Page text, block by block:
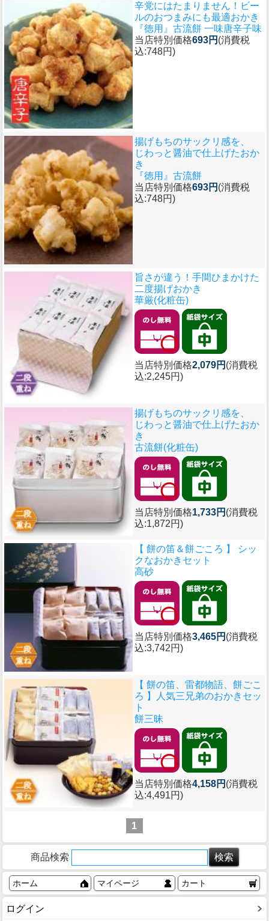
辛党にはたまりません！ビー
ルのおつまみにも最適おかき
『徳用』古流餅 一味唐辛子味
当店特別価格693円 (消費税
込:748円)
揚げもちのサックリ感を、
じわっと醤油で仕上げたおか
き
『徳用』古流餅
当店特別価格693円 (消費税
込:748円)
旨さが違う！手間ひまかけた
二度揚げおかき
華厳(化粧缶)
当店特別価格2,079円 (消費税
込:2,245円)
揚げもちのサックリ感を、
じわっと醤油で仕上げたおか
き
古流餅(化粧缶)
当店特別価格1,733円 (消費税
込:1,872円)
【 餅の笛＆餅ごころ 】 シッ
クなおかきセット
高砂
当店特別価格3,465円 (消費税
込:3,742円)
【 餅の笛、雷都物語、餅ごこ
ろ 】人気三兄弟のおかきセッ
ト
餅三昧
当店特別価格4,158円 (消費税
込:4,491円)
1
商品検索
ホーム マイページ カート
ログイン